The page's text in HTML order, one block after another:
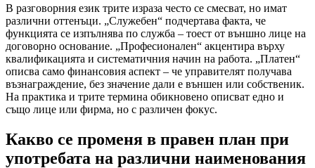
В разговорния език трите израза често се смесват, но имат
различни оттенъци. „Служебен“ подчертава факта, че
функцията се изпълнява по служба – тоест от външно лице на
договорно основание. „Професионален“ акцентира върху
квалификацията и систематичния начин на работа. „Платен“
описва само финансовия аспект – че управителят получава
възнаграждение, без значение дали е външен или собственик.
На практика и трите термина обикновено описват едно и
също лице или фирма, но с различен фокус.
Какво се променя в правен план при
употребата на различни наименования